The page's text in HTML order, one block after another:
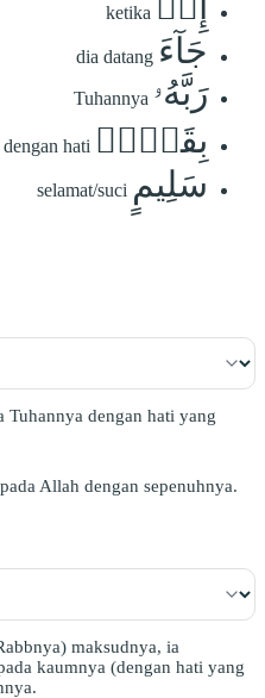
ketika
جَآءَ dia datang
رَبَّهُۥ Tuhannya
بِقَلۡبٖ dengan hati
سَلِيمٍ selamat/suci
Tuhannya dengan hati yang
Allah dengan sepenuhnya.
maksudnya, ia
kaumnya (dengan hati yang